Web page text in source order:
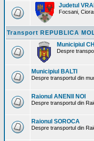
Judetul
Focsani,
Transport REPUBLICA
Municipiul
Despre
Municipiul BALTI
Despre transportul din
Raionul ANENII NOI
Despre transportul din
Raionul SOROCA
Despre transportul din